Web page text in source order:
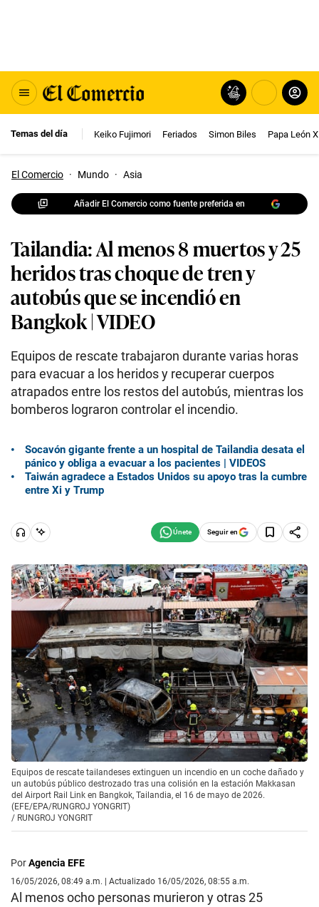
Temas del día Keiko Fujimori Feriados Simon Biles Papa León
El Comercio · Mundo · Asia
Añadir El Comercio como fuente preferida en
Tailandia: Al menos 8 muertos y 25
heridos tras choque de tren y
autobús que se incendió en
Bangkok | VIDEO
Equipos de rescate trabajaron durante varias horas
para evacuar a los heridos y recuperar cuerpos
atrapados entre los restos del autobús, mientras los
bomberos lograron controlar el incendio.
Socavón gigante frente a un hospital de Tailandia desata el
pánico y obliga a evacuar a los pacientes | VIDEOS
Taiwán agradece a Estados Unidos su apoyo tras la cumbre
entre Xi y Trump
Seguir en
Equipos de rescate tailandeses extinguen un incendio en un coche dañado y
un autobús público destrozado tras una colisión en la estación Makkasan
del Airport Rail Link en Bangkok, Tailandia, el 16 de mayo de 2026.
(EFE/EPA/RUNGROJ YONGRIT)
/ RUNGROJ YONGRIT
PorAgencia EFE
16/05/2026, 08:49 a.m. | Actualizado 16/05/2026, 08:55 a.m.
Al menos ocho personas murieron y otras 25